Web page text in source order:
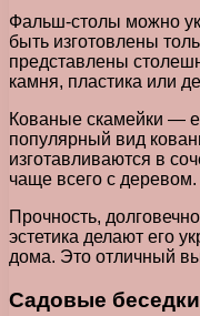
Фальш-столы можно
быть изготовлены
представлены
камня, пластика или
Кованые скамейки —
популярный вид
изготавливаются в
чаще всего с деревом.
Прочность,
эстетика делают его
дома. Это отличный
Садовые беседки